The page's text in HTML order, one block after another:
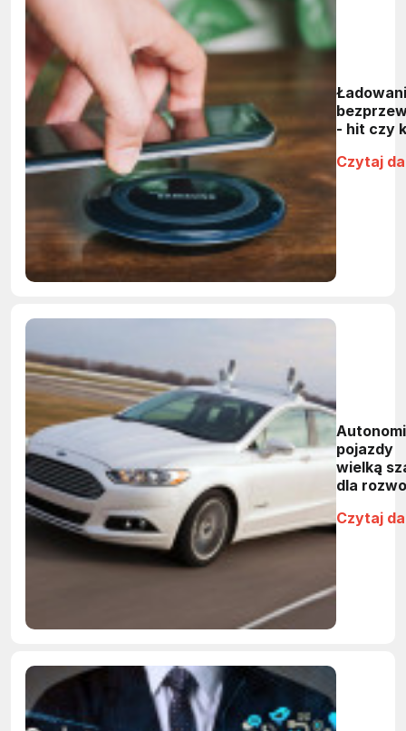
- hit czy
Czytaj
pojazdy
wielką
dla
Czytaj